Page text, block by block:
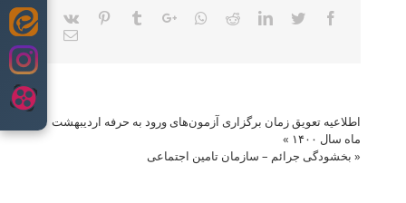
Skip
Facebook
Twitter
LinkedIn
Reddit
Whatsapp
Google+
Tumblr
Pinterest
Vk
Email
اطلاعیه تعویق زمان برگزاری آزمون‌های ورود به حرفه اردیبهشت
ماه سال ۱۴۰۰
»
« بخشودگی جرائم – سازمان تامین اجتماعی